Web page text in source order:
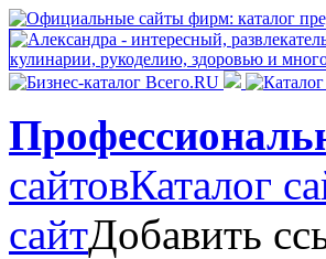
сайтовКаталог
сайтДобавить